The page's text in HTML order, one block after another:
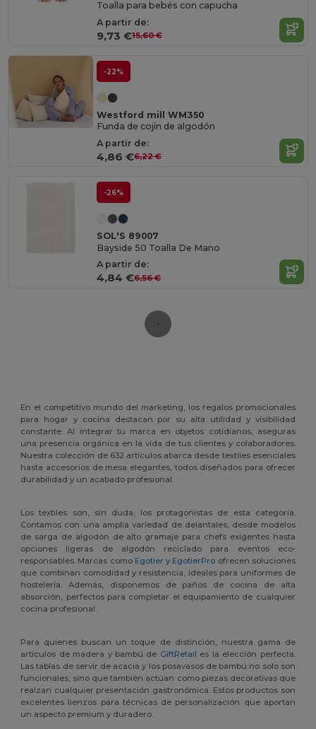
Toalla para bebés con capucha
A partir de:
9,73 €15,60 €
-22%
Westford mill WM350
Funda de cojín de algodón
A partir de:
4,86 €6,22 €
-26%
SOL'S 89007
Bayside 50 Toalla De Mano
A partir de:
4,84 €6,56 €
En el competitivo mundo del marketing, los regalos promocionales
para hogar y cocina destacan por su alta utilidad y visibilidad
constante. Al integrar tu marca en objetos cotidianos, aseguras
una presencia orgánica en la vida de tus clientes y colaboradores.
Nuestra colección de 632 artículos abarca desde textiles esenciales
hasta accesorios de mesa elegantes, todos diseñados para ofrecer
durabilidad y un acabado profesional.
Los textiles son, sin duda, los protagonistas de esta categoría.
Contamos con una amplia variedad de delantales, desde modelos
de sarga de algodón de alto gramaje para chefs exigentes hasta
opciones ligeras de algodón reciclado para eventos eco-
responsables. Marcas como Egotier y EgotierPro ofrecen soluciones
que combinan comodidad y resistencia, ideales para uniformes de
hostelería. Además, disponemos de paños de cocina de alta
absorción, perfectos para completar el equipamiento de cualquier
cocina profesional.
Para quienes buscan un toque de distinción, nuestra gama de
artículos de madera y bambú de GiftRetail es la elección perfecta.
Las tablas de servir de acacia y los posavasos de bambú no solo son
funcionales, sino que también actúan como piezas decorativas que
realzan cualquier presentación gastronómica. Estos productos son
excelentes lienzos para técnicas de personalización que aportan
un aspecto premium y duradero.